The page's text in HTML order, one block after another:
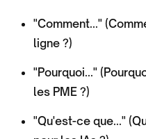
"Comment..."
ligne ?)
"Pourquoi..."
les PME ?)
"Qu'est-ce que..."